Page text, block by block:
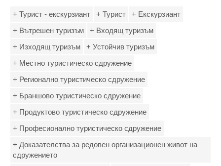
+ Турист - екскурзиант + Турист
+ Екскурзиант
+ Вътрешен туризъм
+ Входящ туризъм
+ Изходящ туризъм
+ Устойчив туризъм
+ Местно туристическо сдружение
+ Регионално туристическо сдружение
+ Браншово туристическо сдружение
+ Продуктово туристическо сдружение
+ Професионално туристическо сдружение
+ Доказателства за редовен организационен живот на
сдружението